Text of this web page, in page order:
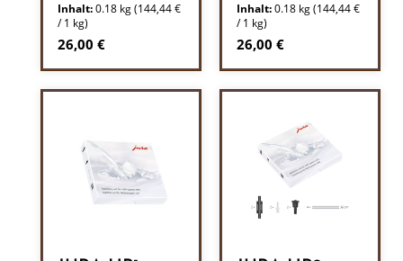
Inhalt:0.18 kg(144,44 €
/ 1 kg)
Regulärer Preis:
26,00 €
Inhalt:0.18 kg(144,44 €
/ 1 kg)
Regulärer Preis:
26,00 €